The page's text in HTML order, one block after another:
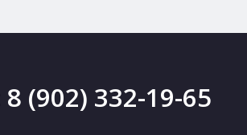
8 (902) 332-19-65